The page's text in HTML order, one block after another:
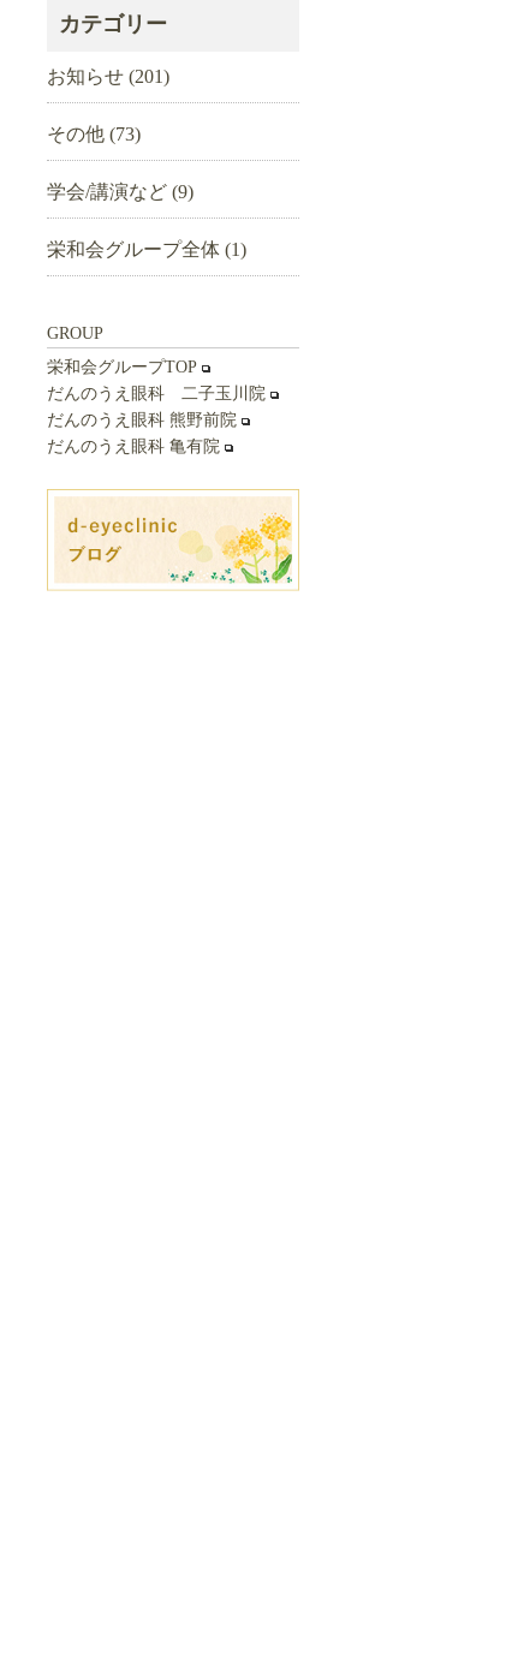
カ
ブ
カテゴリー
お知らせ (201)
その他 (73)
学会/講演など (9)
栄和会グループ全体 (1)
GROUP
栄和会グループTOP
だんのうえ眼科 二子玉川院
だんのうえ眼科 熊野前院
だんのうえ眼科 亀有院